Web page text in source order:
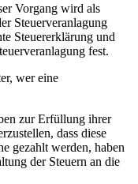
Vorgang wird als
Steuerveranlagung
Steuererklärung und
fest.
wer eine
zur Erfüllung ihrer
dass diese
gezahlt werden, haben
der Steuern an die